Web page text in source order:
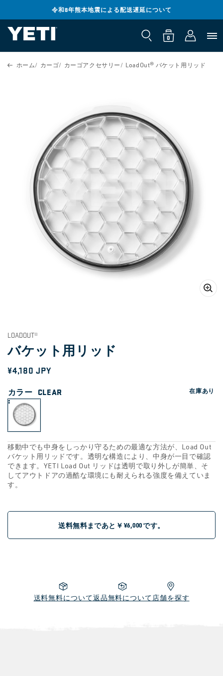
プ
令和8年熊本地震による配送遅延について
ー
0
0
の
ア
イ
ム
グ
イ
ン
ホーム カーゴ カーゴアクセサリー LoadOut® バケット用リッド
でスキップ
LOADOUT®
バケット用リッド
通
常
価
格
¥4,180 JPY
カラー CLEAR 在庫あり
移動中でも中身をしっかり守るための最適な方法が、Load Out
バケット用リッドです。透明な構造により、中身が一目で確認
できます。YETI Load Out リッドは透明で取り外しが簡単、そ
してアウトドアの過酷な環境にも耐えられる強度を備えていま
す。
送料無料まであと￥ ¥6,000です。
送料無料について返品無料について 店舗を探す